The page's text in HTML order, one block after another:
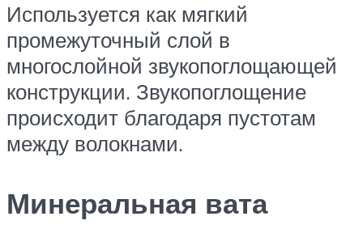
Используется как мягкий
промежуточный слой в
многослойной звукопоглощающей
конструкции. Звукопоглощение
происходит благодаря пустотам
между волокнами.
Минеральная вата